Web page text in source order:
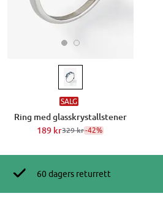
SALG
Ring med glasskrystallstener
189 kr329 kr-42%
60 dagers returrett